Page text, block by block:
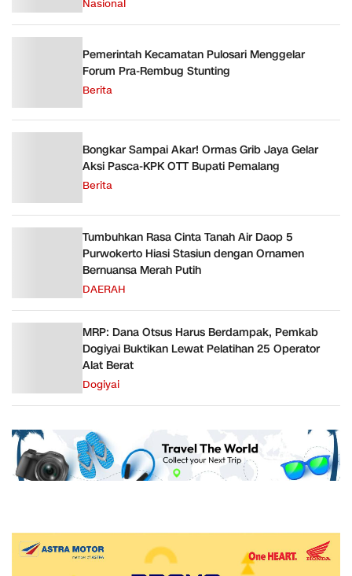
Nasional
Pemerintah Kecamatan Pulosari Menggelar
Forum Pra-Rembug Stunting
Berita
Bongkar Sampai Akar! Ormas Grib Jaya Gelar
Aksi Pasca-KPK OTT Bupati Pemalang
Berita
Tumbuhkan Rasa Cinta Tanah Air Daop 5
Purwokerto Hiasi Stasiun dengan Ornamen
Bernuansa Merah Putih
DAERAH
MRP: Dana Otsus Harus Berdampak, Pemkab
Dogiyai Buktikan Lewat Pelatihan 25 Operator
Alat Berat
Dogiyai